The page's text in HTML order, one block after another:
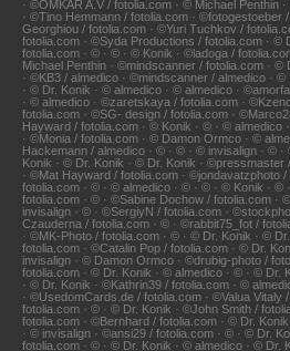
· ©OMKAR A.V / fotolia.com · © Michael Penthin
· ©Tino Hemmann / fotolia.com · ©fotogestoeber
Georghiou / fotolia.com · ©Yuri Tuchkov /
fotolia.com · ©Syda Productions / fotolia.com · ©
fotolia.com · © · © · © Konik · ©ladoga /
Michael Penthin · ©mindscanner / fotolia.com · ©
· ©KB3 / almedico · ©mindscanner / almedico ·
· © Dr. Konik · © almedico · © almedico ·
· © almedico · ©zaretskaya / fotolia.com ·
fotolia.com · ©SG- design / fotolia.com ·
Hayward / fotolia.com · © Konik · © · © almedico
· ©Monia / fotolia.com · © Damon Ormco · ©
Hackemann / almedico · © · © · © invisalign · ©
Konik · © Dr. Konik · © Dr. Konik · ©pressmaster
· ©Mat Hayward / fotolia.com · ©jondavatzphoto
fotolia.com · © · © almedico · © · © · © Konik · ©
fotolia.com · © · ©Sabine Dochow / fotolia.com ·
invisalign · © · ©SergiyN / fotolia.com ·
Czauderna / fotolia.com · © · ©rabbit75_fot /
· ©MK-Photo / fotolia.com · © · © Dr. Konik · ©
fotolia.com · ©Catalin Pop / fotolia.com · © Dr.
invisalign · © Damon Ormco · ©drubig-photo /
fotolia.com · © Dr. Konik · © almedico · © · © Dr.
· © Dr. Konik · ©Kathrin39 / fotolia.com · ©
· ©UsedomCards.de / fotolia.com · ©Valua Vitaly
fotolia.com · © · © Dr. Konik · ©John Smith /
fotolia.com · ©Bernhard / fotolia.com · © Dr.
· © invisalign · ©ansi29 / fotolia.com · © · © Dr.
fotolia.com · © · © Dr. Konik · © almedico · © Dr.